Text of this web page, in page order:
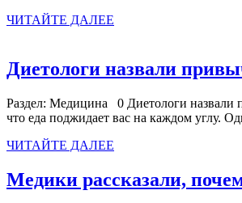
ЧИТАЙТЕ ДАЛЕЕ
Диетологи назвали
Раздел: Медицина 0 Диетологи назвали
что еда поджидает вас на каждом углу.
ЧИТАЙТЕ ДАЛЕЕ
Медики рассказали,